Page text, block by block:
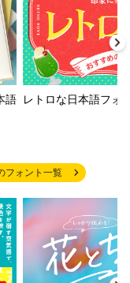
語
レトロな日本語フォ
フォント一覧